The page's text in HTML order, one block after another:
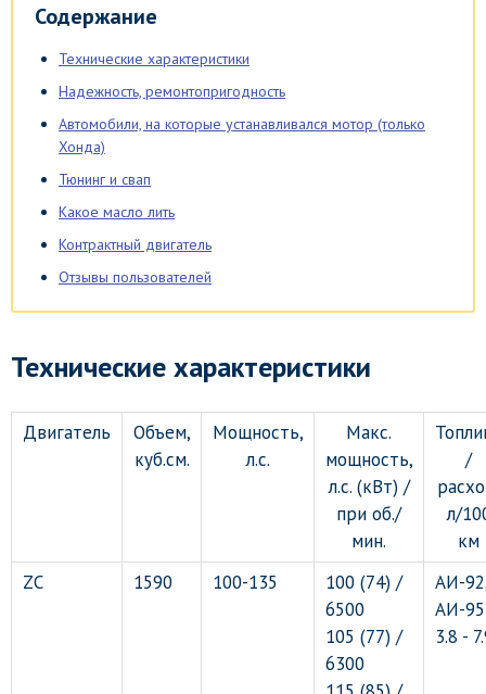
Содержание
Технические характеристики
Надежность, ремонтопригодность
Автомобили, на которые устанавливался мотор (только
Хонда)
Тюнинг и свап
Какое масло лить
Контрактный двигатель
Отзывы пользователей
Технические характеристики
Двигатель
Объем,
куб.см.
Мощность,
л.с.
Макс.
мощность,
л.с. (кВт) /
при об./
мин.
/
л/
км
ZC
1590 100-135
100 (74) /
6500
105 (77) /
6300
АИ-
АИ-
3.8 -